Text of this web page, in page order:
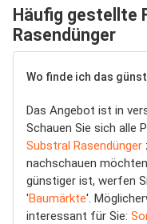
Häufig gestellte
Rasendünger
Wo finde ich das
Das Angebot ist in
Schauen Sie sich alle
Substral Rasendünger
nachschauen
günstiger ist, werfen
'Baumärkte'.
interessant für Sie: